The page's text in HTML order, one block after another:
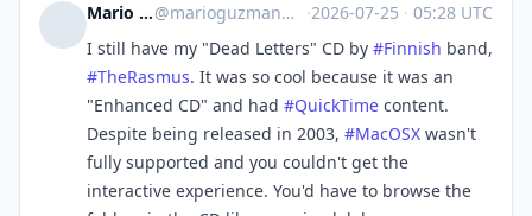
Mario Guzmán@marioguzman@mastodon.social ·2026-07-25 · 05:28 UTC
I still have my "Dead Letters" CD by #Finnish band,
#TheRasmus. It was so cool because it was an
"Enhanced CD" and had #QuickTime content.
Despite being released in 2003, #MacOSX wasn't
fully supported and you couldn't get the
interactive experience. You'd have to browse the